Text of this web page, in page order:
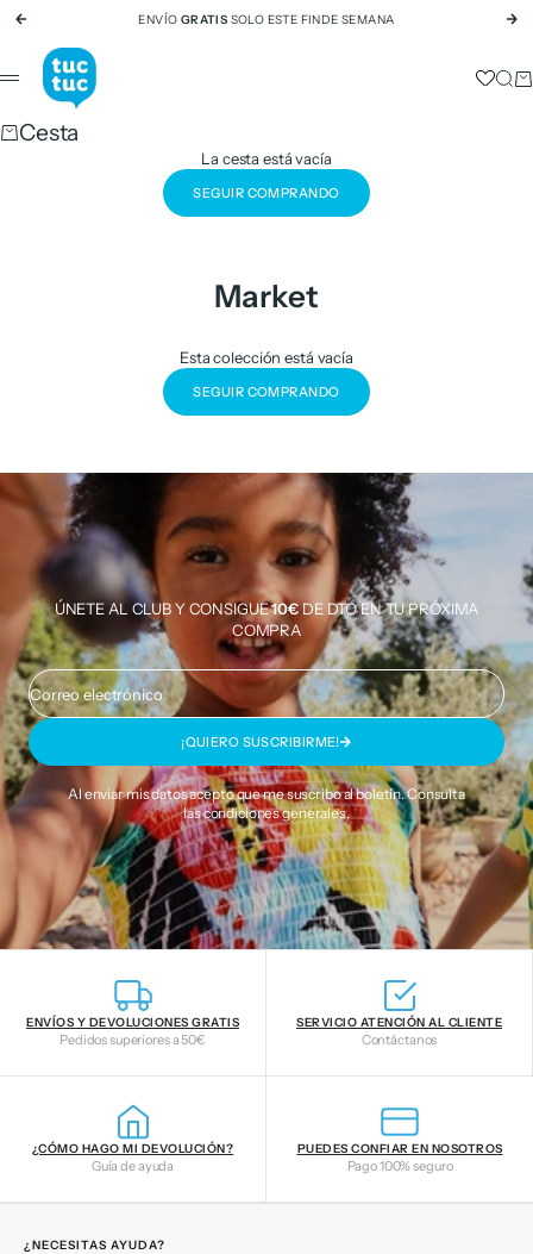
Ir al contenido
Anterior ENVÍO GRATIS SOLO ESTE FINDE SEMANA
tuc tuc
Menú
Cesta
La cesta está vacía
SEGUIR COMPRANDO
Market
Esta colección está vacía
SEGUIR COMPRANDO
ÚNETE AL CLUB Y CONSIGUE10€DE DTO EN TU PRÓXIMA
COMPRA
Correo electrónico
¡QUIERO SUSCRIBIRME!
Al enviar mis datos acepto que me suscribo al boletín. Consulta
lascondiciones generales.
ENVÍOS Y DEVOLUCIONES GRATIS
Pedidos superiores a 50€
SERVICIO ATENCIÓN AL CLIENTE
Contáctanos
¿CÓMO HAGO MI DEVOLUCIÓN?
Guía de ayuda
PUEDES CONFIAR EN NOSOTROS
Pago 100% seguro
¿NECESITAS AYUDA?